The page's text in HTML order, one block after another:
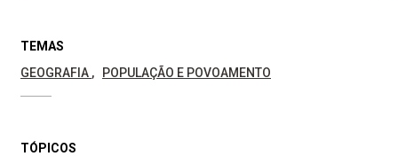
TEMAS
GEOGRAFIA
POPULAÇÃO E POVOAMENTO
TÓPICOS